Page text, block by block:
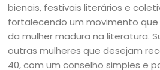
bienais, festivais literários e
fortalecendo um movimento que
da mulher madura na literatura.
outras mulheres que desejam
40, com um conselho simples e